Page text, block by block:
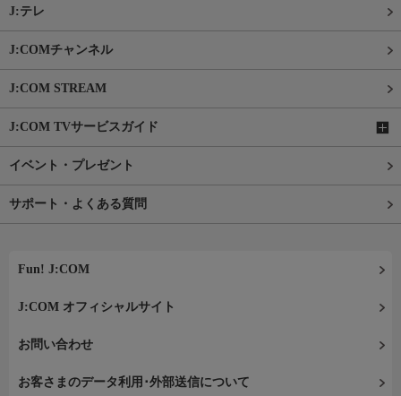
J:テレ
J:COMチャンネル
J:COM STREAM
J:COM TVサービスガイド
イベント・プレゼント
サポート・よくある質問
Fun! J:COM
J:COM オフィシャルサイト
お問い合わせ
お客さまのデータ利用･外部送信について